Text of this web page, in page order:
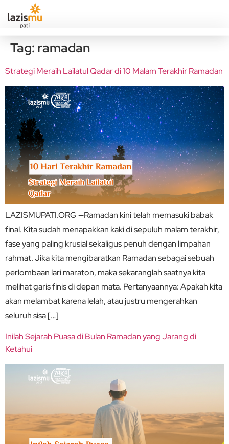
Tag: ramadan
Strategi Meraih Lailatul Qadar di 10 Malam Terakhir Ramadan
LAZISMUPATI.ORG —Ramadan kini telah memasuki babak
final. Kita sudah menapakkan kaki di sepuluh malam terakhir,
fase yang paling krusial sekaligus penuh dengan limpahan
rahmat. Jika kita mengibaratkan Ramadan sebagai sebuah
perlombaan lari maraton, maka sekaranglah saatnya kita
melihat garis finis di depan mata. Pertanyaannya: Apakah kita
akan melambat karena lelah, atau justru mengerahkan
seluruh sisa […]
Inilah Sejarah Puasa di Bulan Ramadan yang Jarang di
Ketahui